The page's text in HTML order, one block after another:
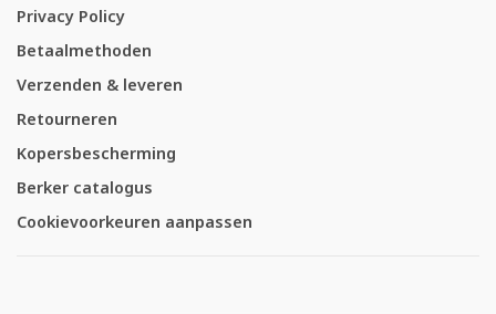
Privacy Policy
Betaalmethoden
Verzenden & leveren
Retourneren
Kopersbescherming
Berker catalogus
Cookievoorkeuren aanpassen